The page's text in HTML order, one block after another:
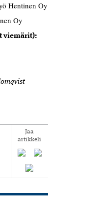
Hentinen Oy
Oy
viemärit):
Jaa
artikkeli